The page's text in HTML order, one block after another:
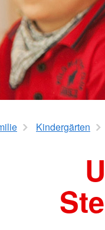
Kindergärten